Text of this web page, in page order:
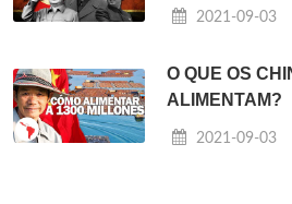
2021-09-03
O QUE OS
ALIMENTAM?
2021-09-03